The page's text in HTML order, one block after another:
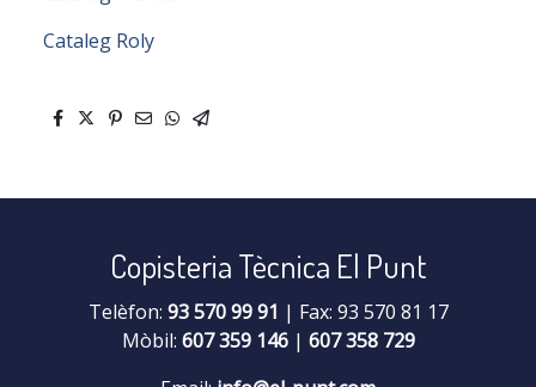
Cataleg Roly
Copisteria Tècnica El Punt
Telèfon: 93 570 99 91 | Fax: 93 570 81 17
Mòbil: 607 359 146| 607 358 729